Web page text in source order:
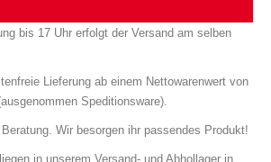
bis 17 Uhr erfolgt der Versand am selben
Lieferung ab einem Nettowarenwert von
Speditionsware).
Beratung. Wir besorgen ihr passendes Produkt!
in unserem Versand- und Abhollager in